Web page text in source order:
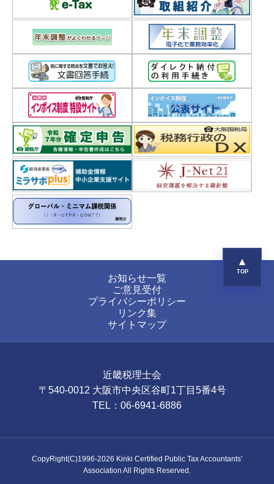
お知らせ一覧
ご意見受付
プライバシーポリシー
リンク集
サイトマップ
近畿税理士会
〒540-0012 大阪市中央区谷町1丁目5番4号
TEL：06-6941-6886
CopyRight(C)1996-2026 Kinki Certified Public Tax Accountants'
Association All Rights Reserved.